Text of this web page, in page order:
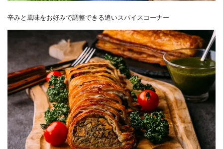
辛みと風味をお好みで調整できる追いスパイスコーナー